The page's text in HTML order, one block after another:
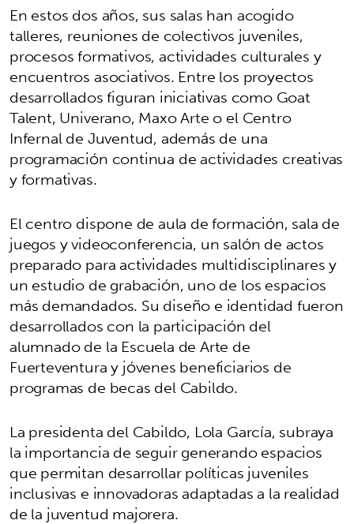
En estos dos años, sus salas han acogido
talleres, reuniones de colectivos juveniles,
procesos formativos, actividades culturales y
encuentros asociativos. Entre los proyectos
desarrollados figuran iniciativas como Goat
Talent, Univerano, Maxo Arte o el Centro
Infernal de Juventud, además de una
programación continua de actividades creativas
y formativas.
El centro dispone de aula de formación, sala de
juegos y videoconferencia, un salón de actos
preparado para actividades multidisciplinares y
un estudio de grabación, uno de los espacios
más demandados. Su diseño e identidad fueron
desarrollados con la participación del
alumnado de la Escuela de Arte de
Fuerteventura y jóvenes beneficiarios de
programas de becas del Cabildo.
La presidenta del Cabildo, Lola García, subraya
la importancia de seguir generando espacios
que permitan desarrollar políticas juveniles
inclusivas e innovadoras adaptadas a la realidad
de la juventud majorera.